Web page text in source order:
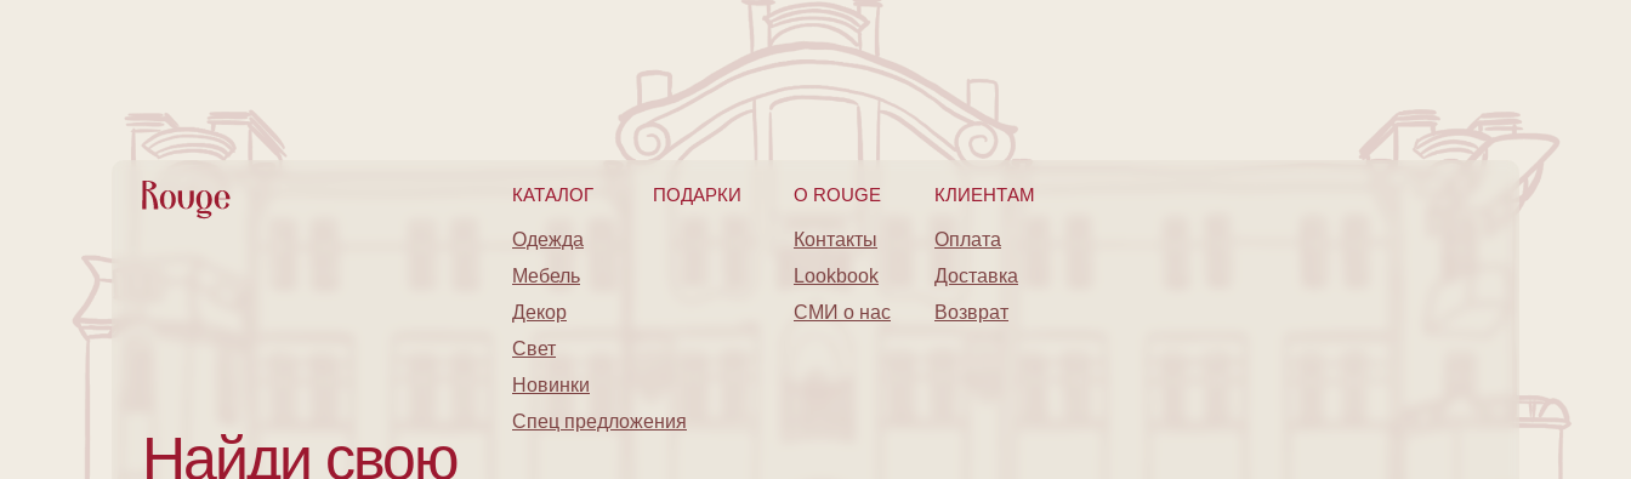
КАТАЛОГ ПОДАРКИ O ROUGE КЛИЕНТАМ
Одежда
Мебель
Декор
Свет
Новинки
Спец предложения
Контакты
Lookbook
СМИ о нас
Оплата
Доставка
Возврат
Найди свою